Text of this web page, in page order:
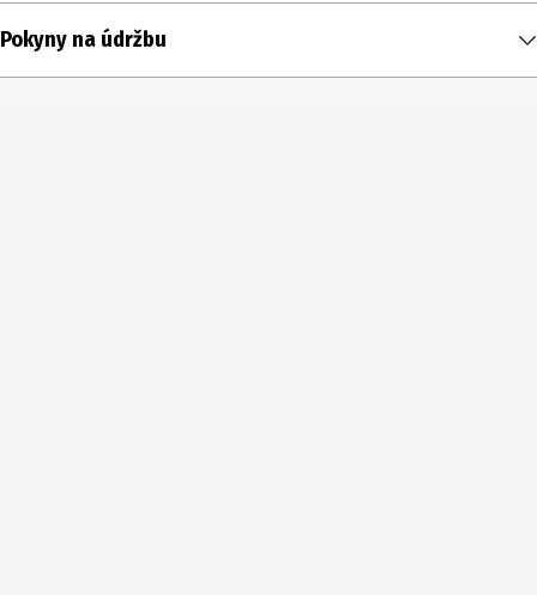
Obsah
Pokyny na údržbu